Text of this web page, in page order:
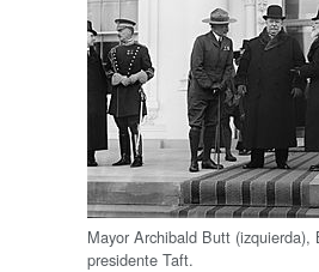
Mayor Archibald Butt (izquierda),
presidente Taft.